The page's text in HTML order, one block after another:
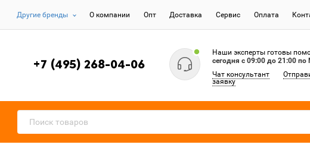
Другие бренды О компании Опт Доставка Сервис Оплата
+7 (495) 268-04-06
Наши эксперты готовы
сегодня c 09:00 до 21:00
Чат консультант
заявку